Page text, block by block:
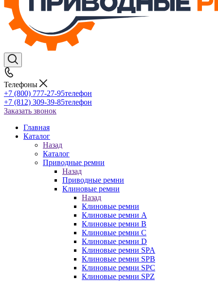
Телефоны
+7 (800) 777-27-95телефон
+7 (812) 309-39-85телефон
Заказать звонок
Главная
Каталог
Назад
Каталог
Приводные ремни
Назад
Приводные ремни
Клиновые ремни
Назад
Клиновые ремни
Клиновые ремни A
Клиновые ремни B
Клиновые ремни C
Клиновые ремни D
Клиновые ремни SPA
Клиновые ремни SPB
Клиновые ремни SPC
Клиновые ремни SPZ